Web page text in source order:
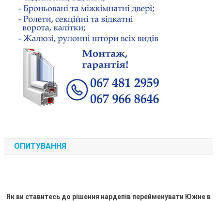
ОПИТУВАННЯ
Як ви ставитесь до рішення нардепів перейменувати Южне в